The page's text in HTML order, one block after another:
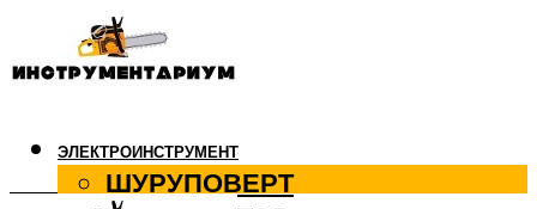
ЭЛЕКТРОИНСТРУМЕНТ
ШУРУПОВЕРТ